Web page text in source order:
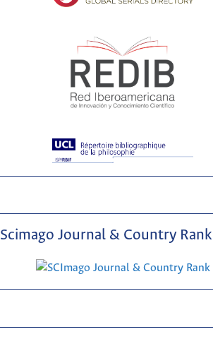
Scimago Journal & Country Rank